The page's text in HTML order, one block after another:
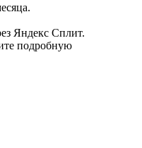
Яндекс Сплит.
подробную